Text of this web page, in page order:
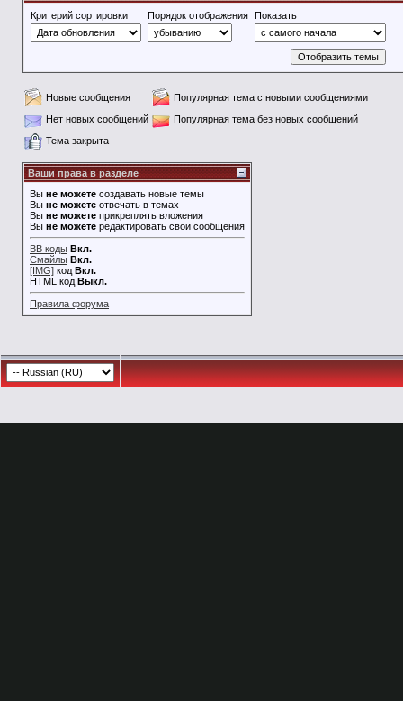
Критерий сортировки
Порядок отображения Показать
Новые сообщения
Популярная тема с новыми сообщениями
Нет новых сообщений
Популярная тема без новых сообщений
Тема закрыта
Ваши права в разделе
Вы не можете создавать новые темы
Вы не можете отвечать в темах
Вы не можете прикреплять вложения
Вы не можете редактировать свои сообщения
BB коды Вкл.
Смайлы Вкл.
[IMG] код Вкл.
HTML код Выкл.
Правила форума